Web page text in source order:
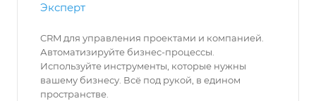
Эксперт
CRM для управления проектами и компанией.
Автоматизируйте бизнес-процессы.
Используйте инструменты, которые нужны
вашему бизнесу. Всё под рукой, в едином
пространстве.